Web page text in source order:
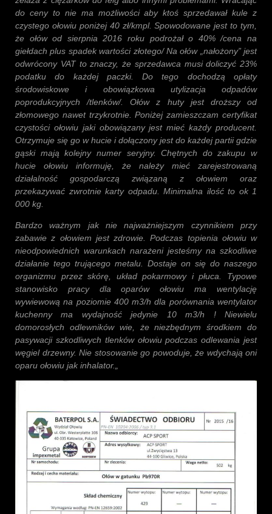
do ceny to nie ma możliwości aby ktoś sprzedawał kule z
czystego ołowiu poniżej 40 zł/kmpl. Spowodowane jest to tym,
że ołów od sierpnia 2016 roku podrożał o 40% /cena na
giełdach plus spadek wartości złotego/ Na ołów „nałożony” jest
odwrócony VAT to znaczy, że sprzedawca musi doliczyć 23%
podatku do każdej paczki. Do tego dochodzą opłaty
środowiskowe i obowiązkowa utylizacja odpadów
poprodukcyjnych /tlenków/. Ołów z huty jest droższy od
złomowego nawet trzykrotnie. Poniżej zamieszczam certyfikat
czystości ołowiu jaki obowiązany jest mieć każdy producent.
Otrzymuje się go w hucie i dołączony jest do każdej partii gdzie
gąski mają kolejny numer seryjny. Chętnych do zakupu w
hucie ołowiu informuję, że należy mieć zarejestrowaną
działalność gospodarczą związaną z ołowiem oraz
przekazywać zwrotnie karty odpadu. Minimalna ilość to ok 1
000 kg.
Bardzo ważnym jak nie najważniejszym czynnikiem przy
zabawie z ołowiem jest zdrowie. Podczas topienia ołowiu w
nieodpowiednich warunkach narażeni jesteśmy na szkodliwe
działanie tego trującego metalu. Dostaje on się do naszego
organizmu przez skórę, układ pokarmowy i płuca. Typowe
stanowisko pracy dla oparów ołowiu ma wentylację
wywiewową na poziomie 400 m3/h dla porównania wentylator
kuchenny ma wydajność jedynie 10 m3/h ! Niewielu
domorosłych odlewników wie, że niezbędnym środkiem do
pasywacji szkodliwych tlenków ołowiu podczas odlewania jest
węgiel drzewny. Nie stosowanie go powoduje, że wdychają oni
oparu ołowiu jak inhalator.